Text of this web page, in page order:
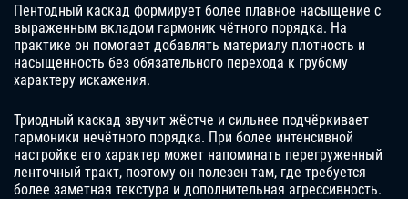
Пентодный каскад формирует более плавное насыщение с
выраженным вкладом гармоник чётного порядка. На
практике он помогает добавлять материалу плотность и
насыщенность без обязательного перехода к грубому
характеру искажения.
Триодный каскад звучит жёстче и сильнее подчёркивает
гармоники нечётного порядка. При более интенсивной
настройке его характер может напоминать перегруженный
ленточный тракт, поэтому он полезен там, где требуется
более заметная текстура и дополнительная агрессивность.